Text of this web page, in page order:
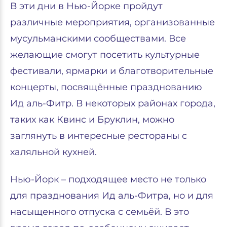
В эти дни в Нью-Йорке пройдут
различные мероприятия, организованные
мусульманскими сообществами. Все
желающие смогут посетить культурные
фестивали, ярмарки и благотворительные
концерты, посвящённые празднованию
Ид аль-Фитр. В некоторых районах города,
таких как Квинс и Бруклин, можно
заглянуть в интересные рестораны с
халяльной кухней.
Нью-Йорк – подходящее место не только
для празднования Ид аль-Фитра, но и для
насыщенного отпуска с семьёй. В это